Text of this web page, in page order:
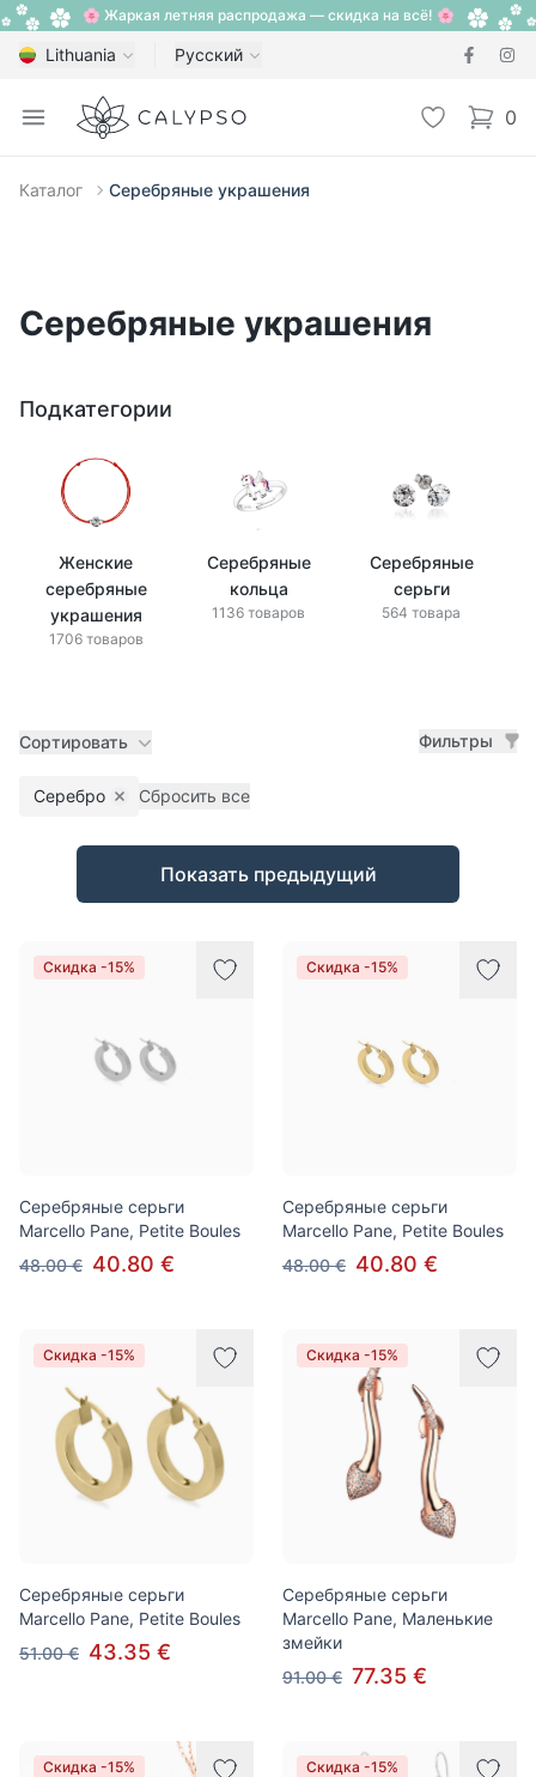
🌸 Жаркая летняя распродажа — скидка на всё! 🌸
Lithuania Русский
Open menu
Calypso Избранное
0
items
Каталог Серебряные украшения
Серебряные украшения
Подкатегории
Женские
серебряные
украшения
1706 товаров
Серебряные
кольца
1136 товаров
Серебряные
серьги
564 товара
Сортировать Фильтры
Серебро Remove filter
Сбросить все
Товары
Показать предыдущий
Скидка -15%
Серебряные серьги
Marcello Pane, Petite Boules
48.00 € 40.80 €
Скидка -15%
Серебряные серьги
Marcello Pane, Petite Boules
48.00 € 40.80 €
Скидка -15%
Серебряные серьги
Marcello Pane, Petite Boules
51.00 € 43.35 €
Скидка -15%
Серебряные серьги
Marcello Pane, Маленькие
змейки
91.00 € 77.35 €
Скидка -15% Скидка -15%